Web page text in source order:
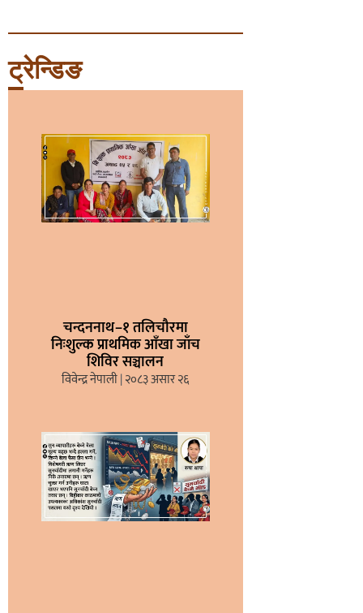
ट्रेन्डिङ
चन्दननाथ–१ तलिचौरमा
निःशुल्क प्राथमिक आँखा जाँच
शिविर सञ्चालन
विवेन्द्र नेपाली २०८३ असार २६